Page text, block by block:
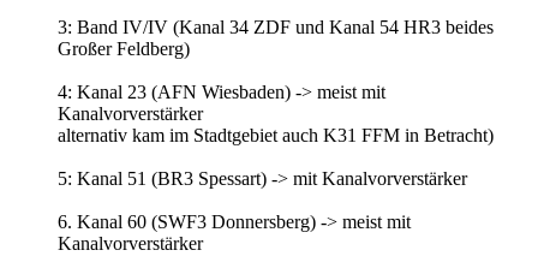
3: Band IV/IV (Kanal 34 ZDF und Kanal 54 HR3 beides
Großer Feldberg)
4: Kanal 23 (AFN Wiesbaden) -> meist mit
Kanalvorverstärker
alternativ kam im Stadtgebiet auch K31 FFM in Betracht)
5: Kanal 51 (BR3 Spessart) -> mit Kanalvorverstärker
6. Kanal 60 (SWF3 Donnersberg) -> meist mit
Kanalvorverstärker